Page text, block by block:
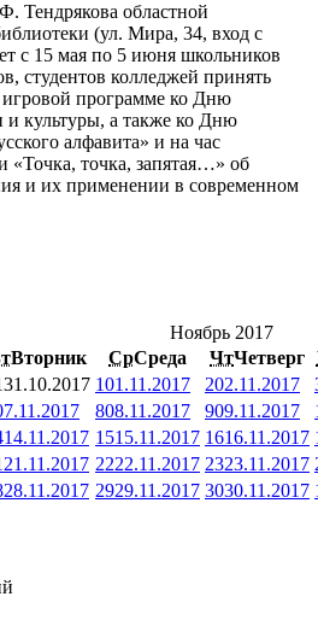
областной
(ул. Мира, 34, вход с
с 15 мая по 5 июня школьников
студентов колледжей принять
игровой программе ко Дню
и культуры, а также ко Дню
алфавита» и на час
«Точка, точка, запятая…» об
и их применении в современном
Ноябрь 2017
Вторник СрСреда ЧтЧетверг
31.10.2017 101.11.2017 202.11.2017
808.11.2017 909.11.2017
14.11.2017 1515.11.2017 1616.11.2017
21.11.2017 2222.11.2017 2323.11.2017
28.11.2017 2929.11.2017 3030.11.2017